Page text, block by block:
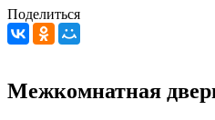
Поделиться
Межкомнатная